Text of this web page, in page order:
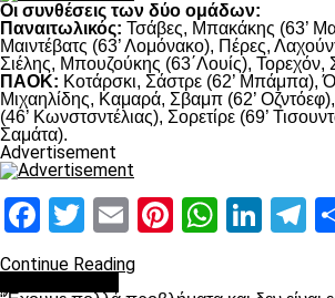
Οι συνθέσεις των δύο ομάδων:
Παναιτωλικός: Τσάβες, Μπακάκης (63’
Μαιντέβατς (63’ Λομόνακο), Πέρες,
Σιέλης, Μπουζούκης (63΄Λουίς), Τορεχόν,
ΠΑΟΚ: Κοτάρσκι, Σάστρε (62’ Μπάμπα),
Μιχαηλίδης, Καμαρά, Σβαμπ (62’
(46’ Κωνστσντέλιας), Σορετίρε (69’
Σαμάτα).
Advertisement
Facebook
Twitter
EmailPinterest
Continue Reading